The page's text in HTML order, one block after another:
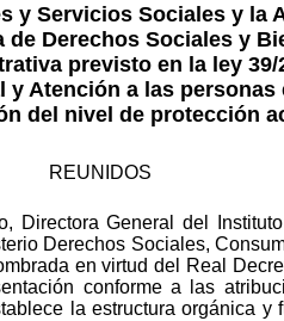
y Servicios Sociales y la
Derechos Sociales y
previsto en la ley 39/
Atención a las
del nivel de protección
REUNIDOS
Directora General del
Derechos Sociales,
en virtud del Real
conforme a las
la estructura orgánica